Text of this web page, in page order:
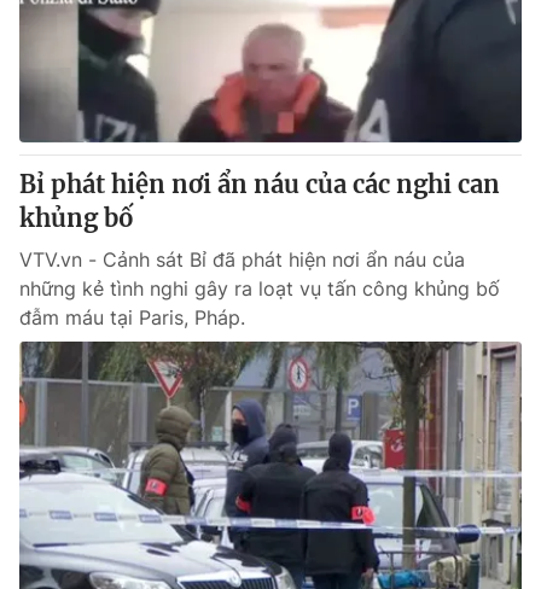
Bỉ phát hiện nơi ẩn náu của các nghi can
khủng bố
VTV.vn - Cảnh sát Bỉ đã phát hiện nơi ẩn náu của
những kẻ tình nghi gây ra loạt vụ tấn công khủng bố
đẫm máu tại Paris, Pháp.